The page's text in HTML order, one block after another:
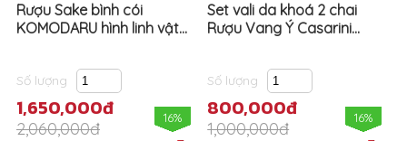
Rượu Sake bình cói
KOMODARU hình linh vật...
Số lượng
1,650,000đ
2,060,000đ
16%
Set vali da khoá 2 chai
Rượu Vang Ý Casarini...
Số lượng
800,000đ
1,000,000đ
16%